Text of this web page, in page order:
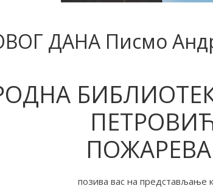
ДАНА Писмо
позива вас на представљање